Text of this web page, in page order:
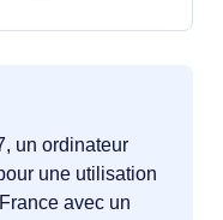
un ordinateur
une utilisation
avec un